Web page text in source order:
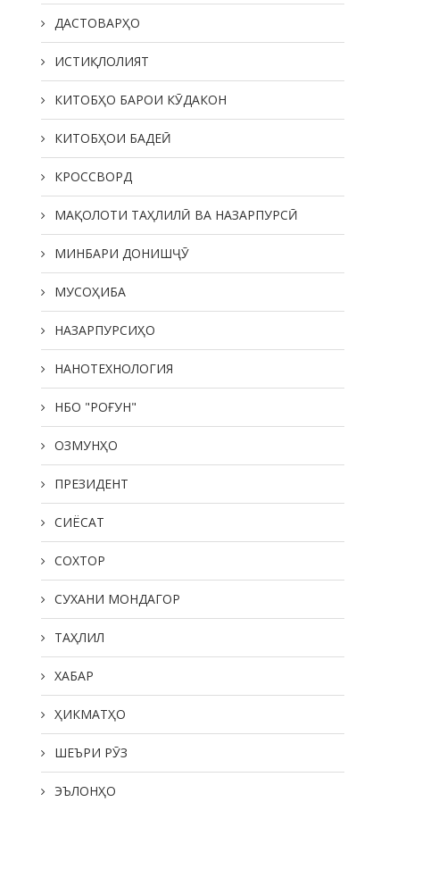
ДАСТОВАРҲО
ИСТИҚЛОЛИЯТ
КИТОБҲО БАРОИ КӮДАКОН
КИТОБҲОИ БАДЕӢ
КРОССВОРД
МАҚОЛОТИ ТАҲЛИЛӢ ВА НАЗАРПУРСӢ
МИНБАРИ ДОНИШҶӮ
МУСОҲИБА
НАЗАРПУРСИҲО
НАНОТЕХНОЛОГИЯ
НБО "РОҒУН"
ОЗМУНҲО
ПРЕЗИДЕНТ
СИЁСАТ
СОХТОР
СУХАНИ МОНДАГОР
ТАҲЛИЛ
ХАБАР
ҲИКМАТҲО
ШЕЪРИ РӮЗ
ЭЪЛОНҲО